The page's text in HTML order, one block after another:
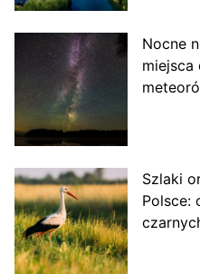
Nocne
miejsca
Szlaki
Polsce: